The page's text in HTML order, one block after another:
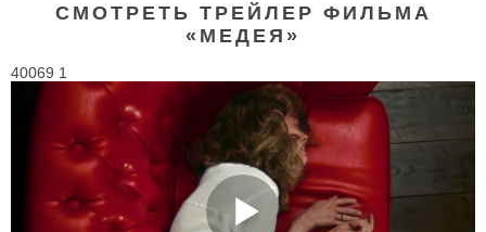
СМОТРЕТЬ ТРЕЙЛЕР ФИЛЬМА
«МЕДЕЯ»
40069 1